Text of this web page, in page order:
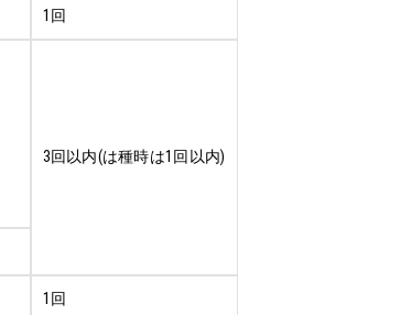
1回
3回以内(は種時は1回以内)
1回